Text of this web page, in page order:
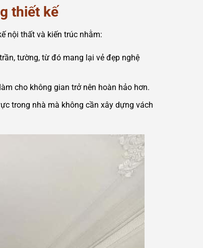
thiết kế
nội thất và kiến trúc nhằm:
tường, từ đó mang lại vẻ đẹp nghệ
cho không gian trở nên hoàn hảo hơn.
trong nhà mà không cần xây dựng vách